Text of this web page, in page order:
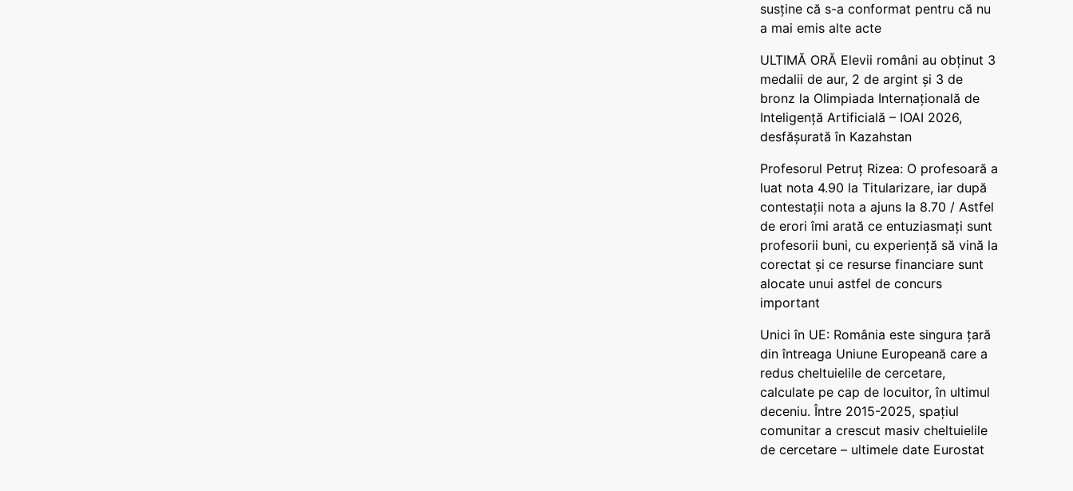
susține că s-a conformat pentru că nu
a mai emis alte acte
ULTIMĂ ORĂ Elevii români au obținut 3
medalii de aur, 2 de argint și 3 de
bronz la Olimpiada Internațională de
Inteligență Artificială – IOAI 2026,
desfășurată în Kazahstan
Profesorul Petruț Rizea: O profesoară a
luat nota 4.90 la Titularizare, iar după
contestații nota a ajuns la 8.70 / Astfel
de erori îmi arată ce entuziasmați sunt
profesorii buni, cu experiență să vină la
corectat și ce resurse financiare sunt
alocate unui astfel de concurs
important
Unici în UE: România este singura țară
din întreaga Uniune Europeană care a
redus cheltuielile de cercetare,
calculate pe cap de locuitor, în ultimul
deceniu. Între 2015-2025, spațiul
comunitar a crescut masiv cheltuielile
de cercetare – ultimele date Eurostat